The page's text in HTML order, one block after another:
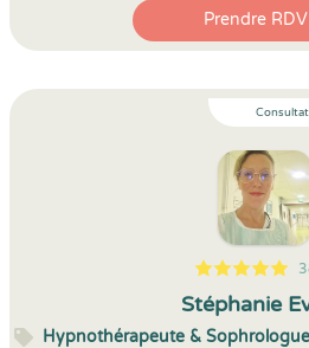
Prendre RDV
5
1
5
38
Stéphanie
Hypnothérapeute & Sophrologue